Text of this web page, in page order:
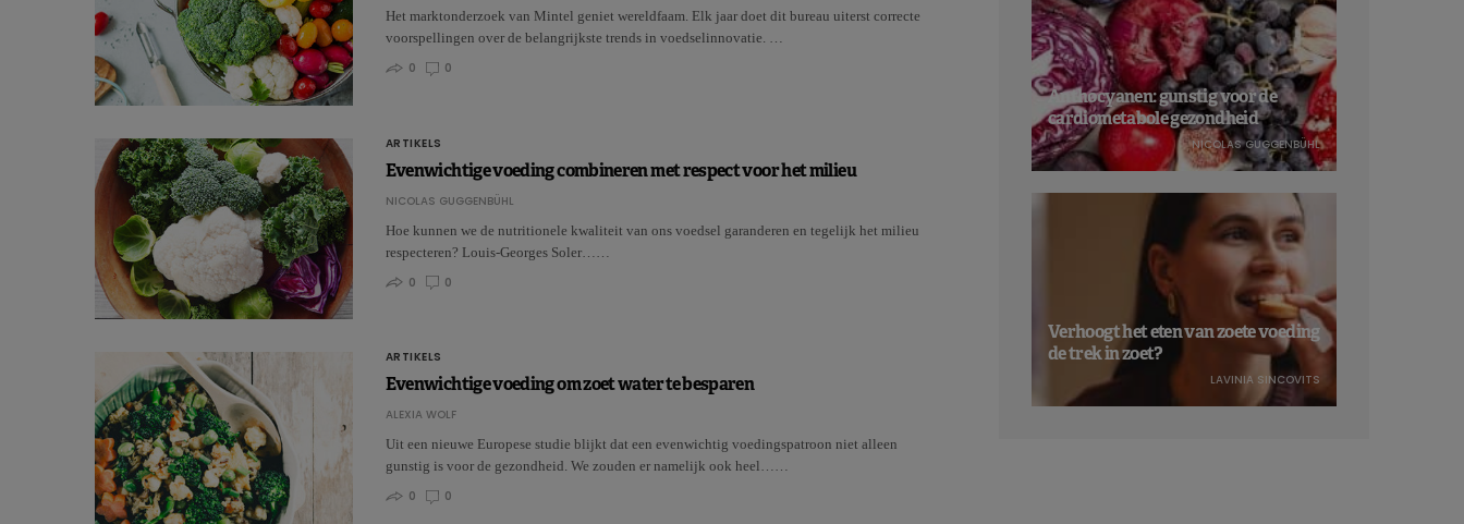
Het marktonderzoek van Mintel geniet wereldfaam. Elk jaar doet dit bureau uiterst correcte
voorspellingen over de belangrijkste trends in voedselinnovatie. …
0
0
ARTIKELS
Evenwichtige voeding combineren met respect voor het milieu
NICOLAS GUGGENBÜHL
Hoe kunnen we de nutritionele kwaliteit van ons voedsel garanderen en tegelijk het milieu
respecteren? Louis-Georges Soler……
0
0
ARTIKELS
Evenwichtige voeding om zoet water te besparen
ALEXIA WOLF
Uit een nieuwe Europese studie blijkt dat een evenwichtig voedingspatroon niet alleen
gunstig is voor de gezondheid. We zouden er namelijk ook heel……
0
0
Anthocyanen: gunstig voor de
cardiometabole gezondheid
NICOLAS GUGGENBÜHL
Verhoogt het eten van zoete voeding
de trek in zoet?
LAVINIA SINCOVITS